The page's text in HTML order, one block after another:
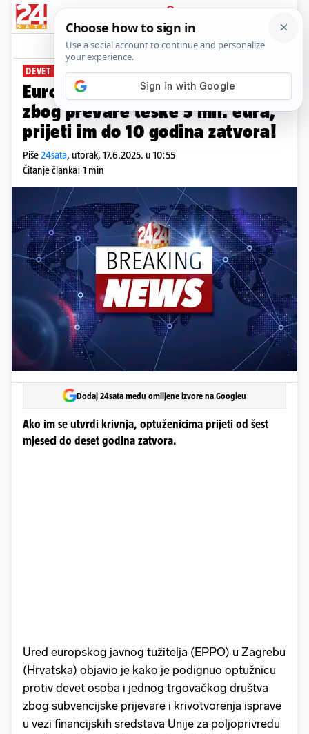
PRIJAVA
News Komentari
DEVET OPTUŽENIH
Europski tužitelji digli optužnicu
zbog prevare teške 5 mil. eura,
prijeti im do 10 godina zatvora!
Piše24sata, utorak, 17.6.2025. u 10:55
Čitanje članka: 1 min
Dodaj 24sata među omiljene izvore na Googleu
Ako im se utvrdi krivnja, optuženicima prijeti od šest
mjeseci do deset godina zatvora.
Ured europskog javnog tužitelja (EPPO) u Zagrebu
(Hrvatska) objavio je kako je podignuo optužnicu
protiv devet osoba i jednog trgovačkog društva
zbog subvencijske prijevare i krivotvorenja isprave
u vezi financijskih sredstava Unije za poljoprivredu